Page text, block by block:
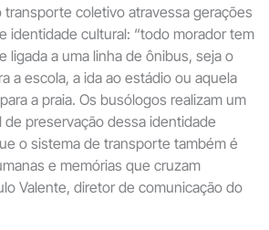
transporte coletivo atravessa gerações
identidade cultural: “todo morador tem
ligada a uma linha de ônibus, seja o
a escola, a ida ao estádio ou aquela
a praia. Os busólogos realizam um
preservação dessa identidade
o sistema de transporte também é
e memórias que cruzam
Valente, diretor de comunicação do